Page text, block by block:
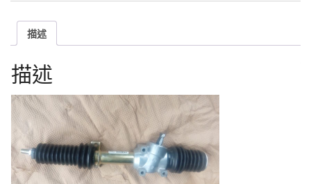
描述
描述